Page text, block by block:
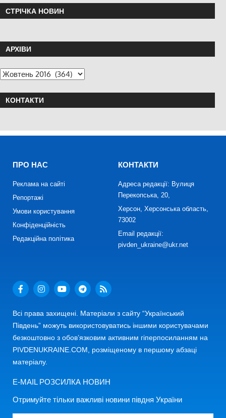
СТРІЧКА НОВИН
АРХІВИ
КОНТАКТИ
ПРО НАС
Реклама на сайті
Репортажі
Умови користування
Конфіденційність
Редакційна політика
КОНТАКТИ
Адреса редакції: Вулиця
Перекопська, 20,
Херсон, Херсонська область,
73002
Email редакції:
pivden_ukraine@ukr.net
Всі права захищені. Матеріали з сайту “Український
Південь” можуть використовуватись іншими користувачами
безкоштовно з обов’язковим активним гіперпосиланням на
PIVDENUKRAINE.COM, розміщеному в першому абзаці
матеріалу.
E-MAIL РОЗСИЛКА НОВИН
Отримуйте тільки важливі новини півдня України